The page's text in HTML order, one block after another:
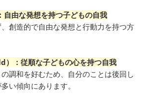
自由な発想を持つ子どもの自我
創造的で自由な発想と行動力を持つ方
）：従順な子どもの心を持つ自我
調和を好むため、自分のことは後回し
い傾向にあります。